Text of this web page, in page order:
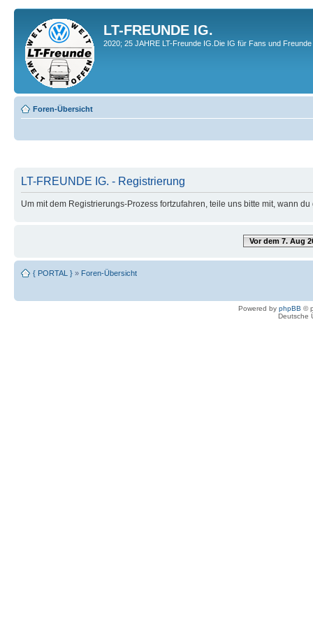
LT-FREUNDE IG.
2020; 25 JAHRE LT-Freunde IG.Die IG für Fans und
Foren-Übersicht
LT-FREUNDE IG. - Registrierung
Um mit dem Registrierungs-Prozess fortzufahren, teile uns bitte mit, wann
Vor dem 7. Aug
{ PORTAL } » Foren-Übersicht
Powered by phpBB ©
Deutsche